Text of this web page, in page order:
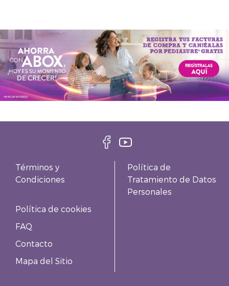
Términos y
Condiciones
Política de
Tratamiento de Datos
Personales
Política de cookies
FAQ
Contacto
Mapa del Sitio